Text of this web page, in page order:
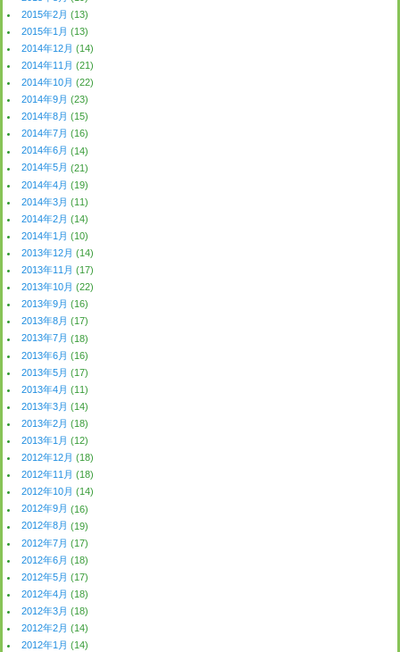
2015年2月 (13)
2015年1月 (13)
2014年12月 (14)
2014年11月 (21)
2014年10月 (22)
2014年9月 (23)
2014年8月 (15)
2014年7月 (16)
2014年6月 (14)
2014年5月 (21)
2014年4月 (19)
2014年3月 (11)
2014年2月 (14)
2014年1月 (10)
2013年12月 (14)
2013年11月 (17)
2013年10月 (22)
2013年9月 (16)
2013年8月 (17)
2013年7月 (18)
2013年6月 (16)
2013年5月 (17)
2013年4月 (11)
2013年3月 (14)
2013年2月 (18)
2013年1月 (12)
2012年12月 (18)
2012年11月 (18)
2012年10月 (14)
2012年9月 (16)
2012年8月 (19)
2012年7月 (17)
2012年6月 (18)
2012年5月 (17)
2012年4月 (18)
2012年3月 (18)
2012年2月 (14)
2012年1月 (14)